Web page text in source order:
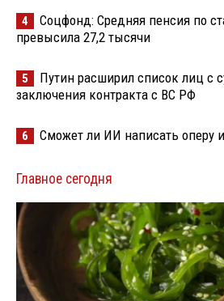
4
Соцфонд: Средняя пенсия по
превысила 27,2 тысячи
5
Путин расширил список лиц с
заключения контракта с ВС РФ
6 Сможет ли ИИ написать оперу
Главное сегодня